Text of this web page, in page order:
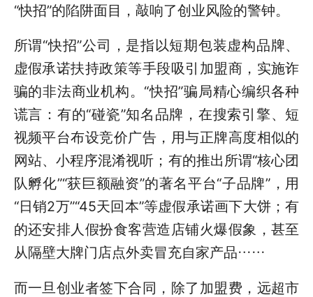
“快招”的陷阱面目，敲响了创业风险的警钟。
所谓“快招”公司，是指以短期包装虚构品牌、
虚假承诺扶持政策等手段吸引加盟商，实施诈
骗的非法商业机构。“快招”骗局精心编织各种
谎言：有的“碰瓷”知名品牌，在搜索引擎、短
视频平台布设竞价广告，用与正牌高度相似的
网站、小程序混淆视听；有的推出所谓“核心团
队孵化”“获巨额融资”的著名平台“子品牌”，用
“日销2万”“45天回本”等虚假承诺画下大饼；有
的还安排人假扮食客营造店铺火爆假象，甚至
从隔壁大牌门店点外卖冒充自家产品……
而一旦创业者签下合同，除了加盟费，远超市